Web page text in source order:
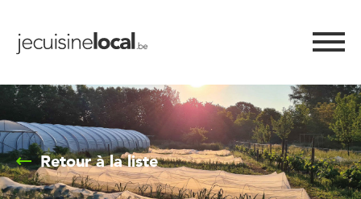
Retour à la liste